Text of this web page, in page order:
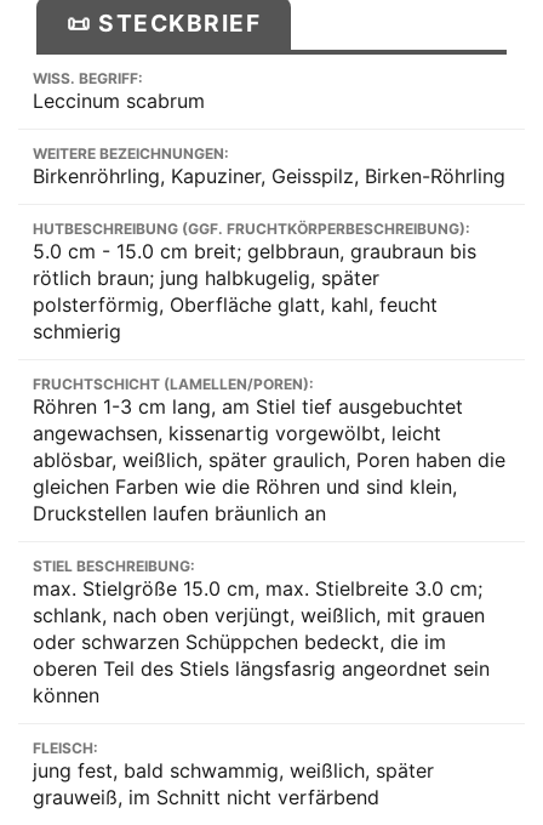
📜 STECKBRIEF
WISS. BEGRIFF:
Leccinum scabrum
WEITERE BEZEICHNUNGEN:
Birkenröhrling, Kapuziner, Geisspilz, Birken-Röhrling
HUTBESCHREIBUNG (GGF. FRUCHTKÖRPERBESCHREIBUNG):
5.0 cm - 15.0 cm breit; gelbbraun, graubraun bis
rötlich braun; jung halbkugelig, später
polsterförmig, Oberfläche glatt, kahl, feucht
schmierig
FRUCHTSCHICHT (LAMELLEN/POREN):
Röhren 1-3 cm lang, am Stiel tief ausgebuchtet
angewachsen, kissenartig vorgewölbt, leicht
ablösbar, weißlich, später graulich, Poren haben die
gleichen Farben wie die Röhren und sind klein,
Druckstellen laufen bräunlich an
STIEL BESCHREIBUNG:
max. Stielgröße 15.0 cm, max. Stielbreite 3.0 cm;
schlank, nach oben verjüngt, weißlich, mit grauen
oder schwarzen Schüppchen bedeckt, die im
oberen Teil des Stiels längsfasrig angeordnet sein
können
FLEISCH:
jung fest, bald schwammig, weißlich, später
grauweiß, im Schnitt nicht verfärbend